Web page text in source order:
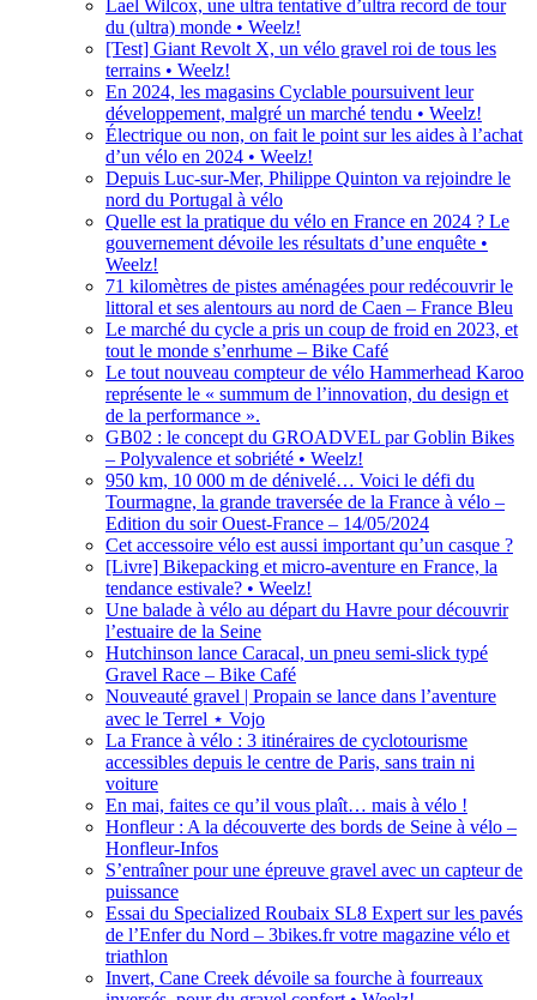
Lael Wilcox, une ultra tentative d’ultra record de tour
du (ultra) monde • Weelz!
[Test] Giant Revolt X, un vélo gravel roi de tous les
terrains • Weelz!
En 2024, les magasins Cyclable poursuivent leur
développement, malgré un marché tendu • Weelz!
Électrique ou non, on fait le point sur les aides à l’achat
d’un vélo en 2024 • Weelz!
Depuis Luc-sur-Mer, Philippe Quinton va rejoindre le
nord du Portugal à vélo
Quelle est la pratique du vélo en France en 2024 ? Le
gouvernement dévoile les résultats d’une enquête •
Weelz!
71 kilomètres de pistes aménagées pour redécouvrir le
littoral et ses alentours au nord de Caen – France Bleu
Le marché du cycle a pris un coup de froid en 2023, et
tout le monde s’enrhume – Bike Café
Le tout nouveau compteur de vélo Hammerhead Karoo
représente le « summum de l’innovation, du design et
de la performance ».
GB02 : le concept du GROADVEL par Goblin Bikes
– Polyvalence et sobriété • Weelz!
950 km, 10 000 m de dénivelé… Voici le défi du
Tourmagne, la grande traversée de la France à vélo –
Edition du soir Ouest-France – 14/05/2024
Cet accessoire vélo est aussi important qu’un casque ?
[Livre] Bikepacking et micro-aventure en France, la
tendance estivale? • Weelz!
Une balade à vélo au départ du Havre pour découvrir
l’estuaire de la Seine
Hutchinson lance Caracal, un pneu semi-slick typé
Gravel Race – Bike Café
Nouveauté gravel | Propain se lance dans l’aventure
avec le Terrel ⋆ Vojo
La France à vélo : 3 itinéraires de cyclotourisme
accessibles depuis le centre de Paris, sans train ni
voiture
En mai, faites ce qu’il vous plaît… mais à vélo !
Honfleur : A la découverte des bords de Seine à vélo –
Honfleur-Infos
S’entraîner pour une épreuve gravel avec un capteur de
puissance
Essai du Specialized Roubaix SL8 Expert sur les pavés
de l’Enfer du Nord – 3bikes.fr votre magazine vélo et
triathlon
Invert, Cane Creek dévoile sa fourche à fourreaux